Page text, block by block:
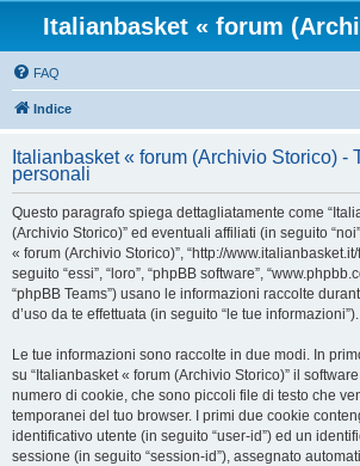
Italianbasket « forum
FAQ
Indice
Italianbasket « forum (Archivio Storico) -
personali
Questo paragrafo spiega dettagliatamente come
(Archivio Storico)” ed eventuali affiliati (in seguito
« forum (Archivio Storico)”, “http://
seguito “essi”, “loro”, “phpBB software”,
“phpBB Teams”) usano le informazioni raccolte
d’uso da te effettuata (in seguito “le tue informazioni”).
Le tue informazioni sono raccolte in due modi. In
su “Italianbasket « forum (Archivio Storico)” il
numero di cookie, che sono piccoli file di testo che
temporanei del tuo browser. I primi due cookie
identificativo utente (in seguito “user-id”) ed un
sessione (in seguito “session-id”), assegnato